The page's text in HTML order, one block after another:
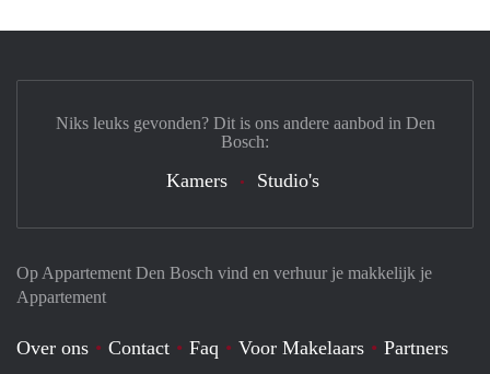
Op Appartement Den Bosch vind en verhuur je makkelijk je
Appartement
Over ons Contact Faq Voor Makelaars Partners
Niks leuks gevonden? Dit is ons andere aanbod in Den
Bosch:
Kamers Studio's